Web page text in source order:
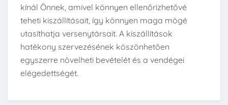
kínál Önnek, amivel könnyen ellenőrizhetővé
teheti kiszállításait, így könnyen maga mögé
utasíthatja versenytársait. A kiszállítások
hatékony szervezésének köszönhetően
egyszerre növelheti bevételét és a vendégei
elégedettségét.